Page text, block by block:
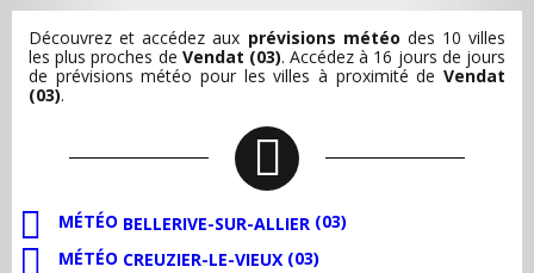
Découvrez et accédez aux prévisions météo des 10 villes
les plus proches de Vendat (03). Accédez à 16 jours de jours
de prévisions météo pour les villes à proximité de Vendat
(03).
MÉTÉO BELLERIVE-SUR-ALLIER (03)
MÉTÉO CREUZIER-LE-VIEUX (03)